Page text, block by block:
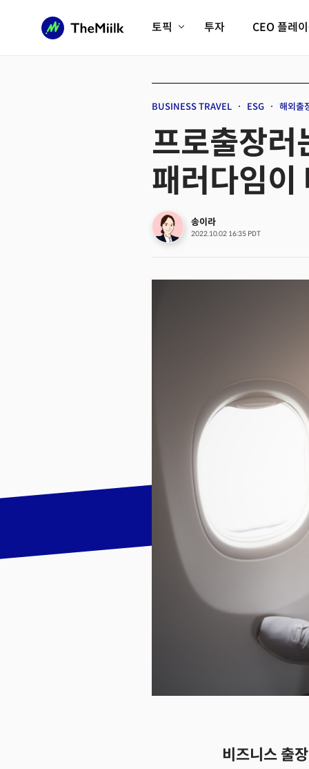
토픽
AX비즈니스혁명 미래 교육/직업
전체 기사 보기
투자 CEO 플레
BUSINESS TRAVEL ESG 해외출
프로출장러
패러다임이
송이라
2022.10.02 16:35 PDT
비즈니스 출